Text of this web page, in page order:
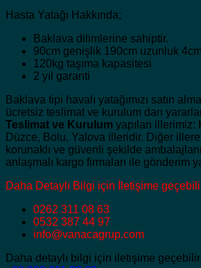
Hasta Yatağı Hakkında;
Baklava dilimlerine sahiptir.
90cm genişlik 190cm uzunluk 4cm
120kg taşıma kapasitesi
2 yıl garanti
Baklava tipi havalı yatağımızı satın
ücretsiz teslimat ve kurulum dan
Teslimat ve Kurulum yapılan illerimiz:
Düzce, Bolu, Yalova illeridir. Diğer
korunaklı ve güvenli şekilde
anlaşmalı kargo firmaları ile gönderim
Daha Detaylı Bilgi için İletişime
0262 311 08 63
0532 387 44 97
info@vanacagrup.com
Daha detaylı bilgi için iletişime